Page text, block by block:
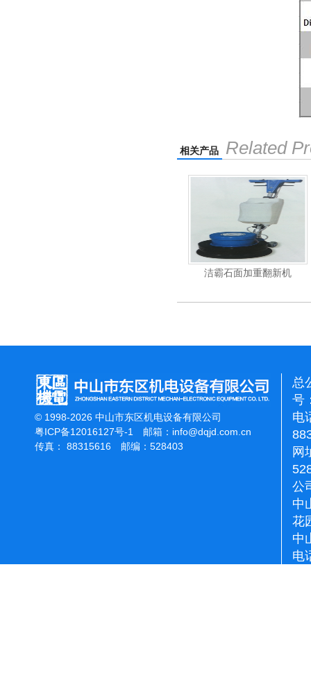
相关产品 Related
洁霸石面加重翻新机
© 1998-2026 中山市东区机电设备有限公司
粤ICP备12016127号-1
邮箱： info@dqjd.com.cn
传真： 88315616 邮编：528403
总
号
电
网
公
中
花
中
电